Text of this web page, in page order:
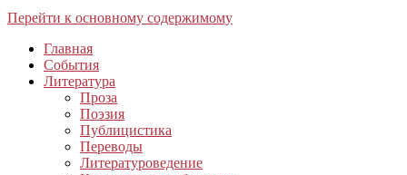
Перейти к основному содержимому
Главная
События
Литература
Проза
Поэзия
Публицистика
Переводы
Литературоведение